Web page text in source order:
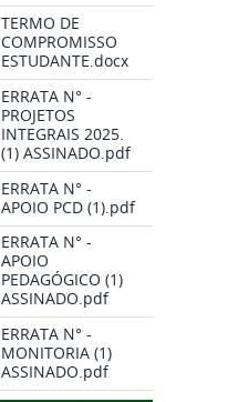
TERMO DE
COMPROMISSO
ESTUDANTE.docx
ERRATA N° -
PROJETOS
INTEGRAIS 2025.
(1) ASSINADO.pdf
ERRATA N° -
APOIO PCD (1).pdf
ERRATA N° -
APOIO
PEDAGÓGICO (1)
ASSINADO.pdf
ERRATA N° -
MONITORIA (1)
ASSINADO.pdf